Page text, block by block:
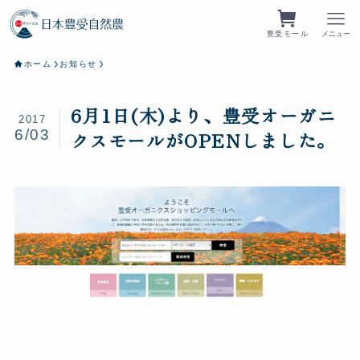
豊受モール メニュー
ホーム お知らせ
6月1日(木)より、豊受オーガニ
クスモールがOPENしました。
2017
6/03